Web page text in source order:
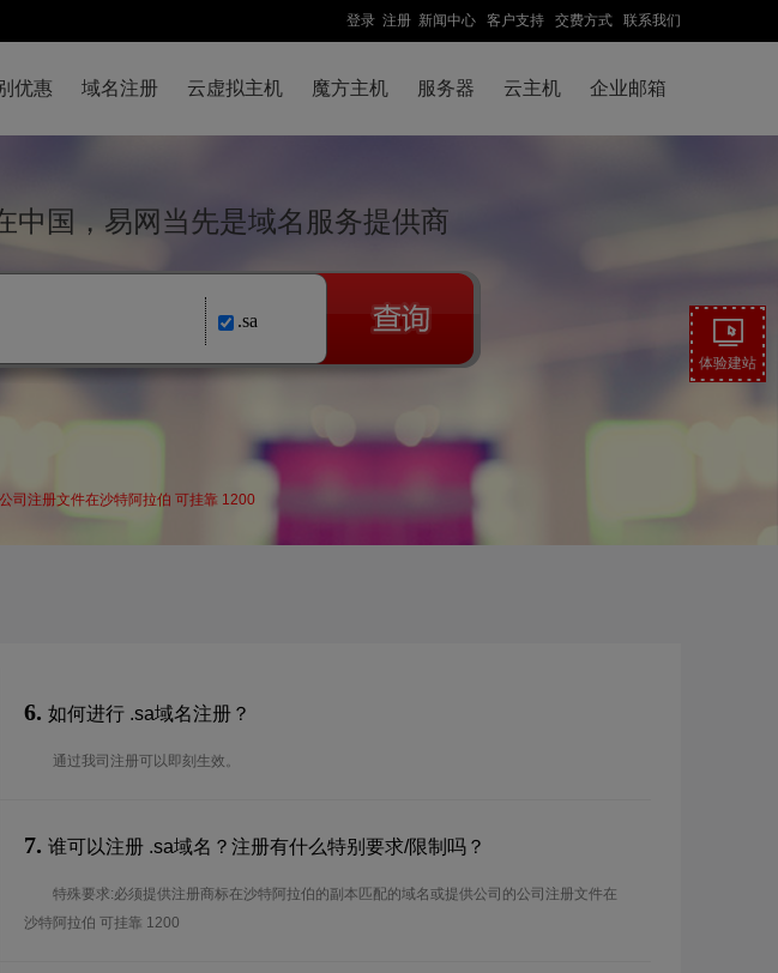
登录 注册 新闻中心 客户支持 交费方式 联系我们
优惠 域名注册 云虚拟主机 魔方主机 服务器 云主机 企业邮箱
中国，易网当先是域名服务提供商
.sa
司注册文件在沙特阿拉伯 可挂靠 1200
6. 如何进行 .sa域名注册？
通过我司注册可以即刻生效。
7. 谁可以注册 .sa域名？注册有什么特别要求/限制吗？
特殊要求:必须提供注册商标在沙特阿拉伯的副本匹配的域名或提供公司的公司注册文件在
沙特阿拉伯 可挂靠 1200
体验建站